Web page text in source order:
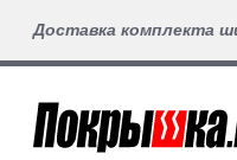
Доставка комплекта